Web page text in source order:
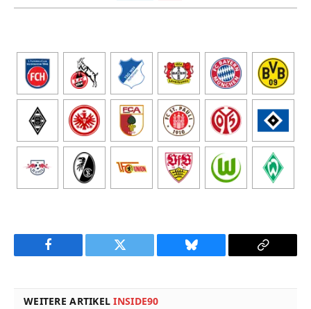
Facebook Twitter Bluesky
Copy
WEITERE ARTIKELINSIDE90